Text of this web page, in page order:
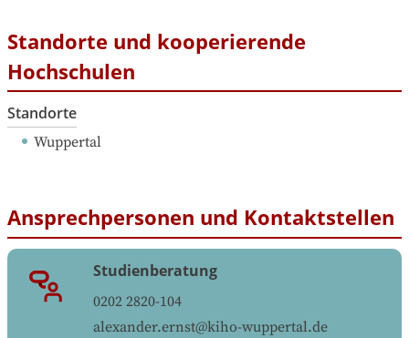
Standorte und kooperierende
Hochschulen
Standorte
Wuppertal
Ansprechpersonen und Kontaktstellen
Studienberatung
0202 2820-104
alexander.ernst@kiho-wuppertal.de